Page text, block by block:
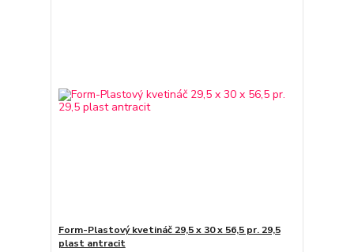
Form-Plastový kvetináč 29,5 x 30 x 56,5 pr. 29,5
plast antracit